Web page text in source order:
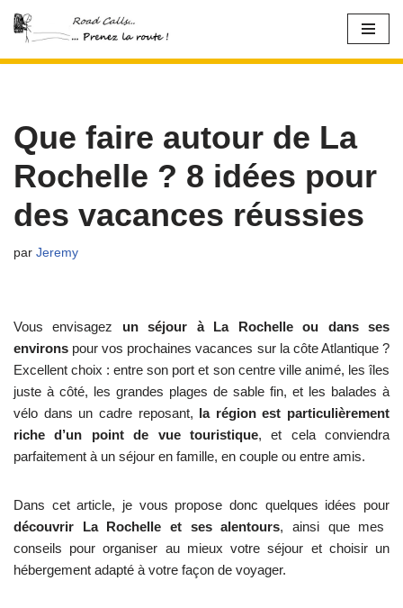
Aller
Que faire autour de La
Rochelle ? 8 idées pour
des vacances réussies
par Jeremy
Vous envisagez un séjour à La Rochelle ou dans ses
environs pour vos prochaines vacances sur la côte Atlantique ?
Excellent choix : entre son port et son centre ville animé, les îles
juste à côté, les grandes plages de sable fin, et les balades à
vélo dans un cadre reposant, la région est particulièrement
riche d’un point de vue touristique, et cela conviendra
parfaitement à un séjour en famille, en couple ou entre amis.
Dans cet article, je vous propose donc quelques idées pour
découvrir La Rochelle et ses alentours, ainsi que mes
conseils pour organiser au mieux votre séjour et choisir un
hébergement adapté à votre façon de voyager.